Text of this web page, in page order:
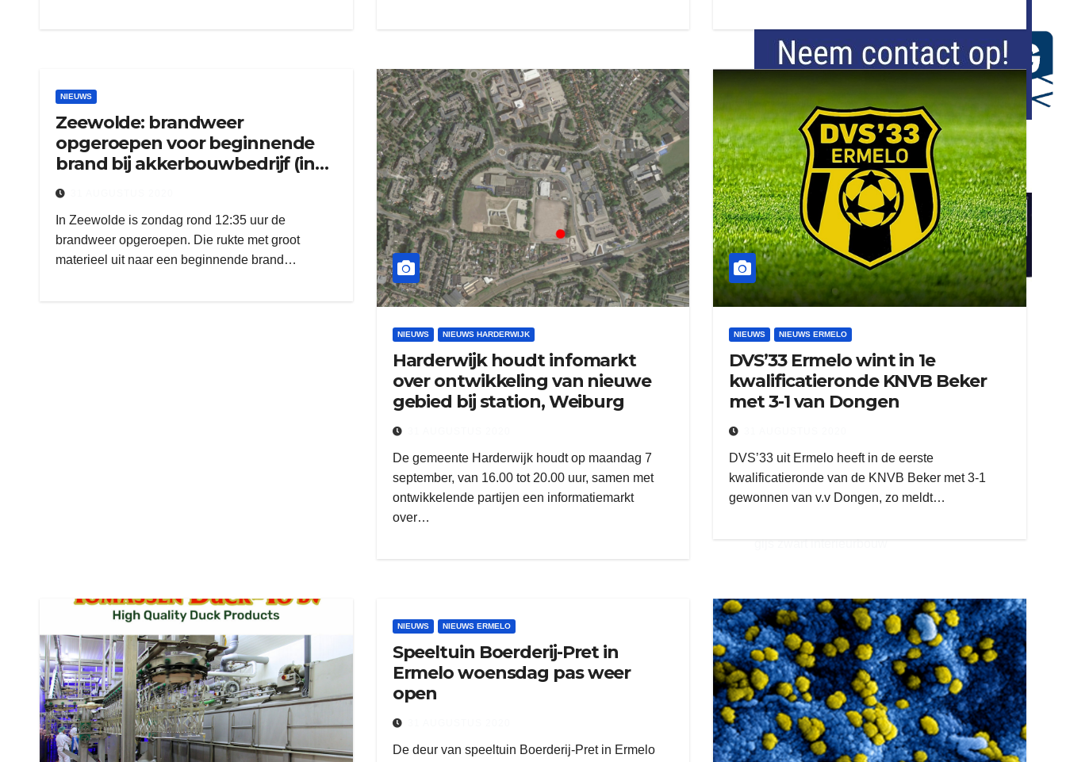
henkvandeberg
ook adverteren
duo montage
gijs zwart interieurbouw
NIEUWS
Zeewolde: brandweer
opgeroepen voor beginnende
brand bij akkerbouwbedrijf (inc.
video)
In Zeewolde is zondag rond 12:35 uur de
brandweer opgeroepen. Die rukte met groot
materieel uit naar een beginnende brand…
NIEUWS NIEUWS HARDERWIJK
Harderwijk houdt infomarkt
over ontwikkeling van nieuwe
gebied bij station, Weiburg
De gemeente Harderwijk houdt op maandag 7
september, van 16.00 tot 20.00 uur, samen met
ontwikkelende partijen een informatiemarkt
over…
NIEUWS NIEUWS ERMELO
DVS’33 Ermelo wint in 1e
kwalificatieronde KNVB Beker
met 3-1 van Dongen
DVS’33 uit Ermelo heeft in de eerste
kwalificatieronde van de KNVB Beker met 3-1
gewonnen van v.v Dongen, zo meldt…
NIEUWS NIEUWS ERMELO
Speeltuin Boerderij-Pret in
Ermelo woensdag pas weer
open
De deur van speeltuin Boerderij-Pret in Ermelo